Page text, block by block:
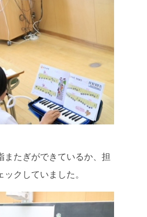
またぎができているか、担
クしていました。